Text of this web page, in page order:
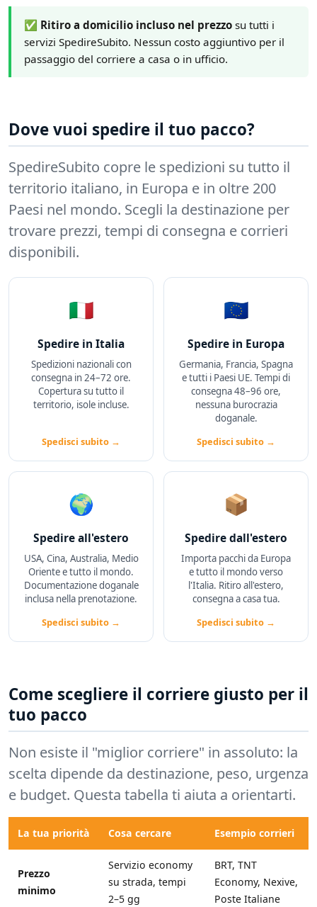
✅ Ritiro a domicilio incluso nel prezzo su tutti i
servizi SpedireSubito. Nessun costo aggiuntivo per il
passaggio del corriere a casa o in ufficio.
Dove vuoi spedire il tuo pacco?
SpedireSubito copre le spedizioni su tutto il
territorio italiano, in Europa e in oltre 200
Paesi nel mondo. Scegli la destinazione per
trovare prezzi, tempi di consegna e corrieri
disponibili.
🇮🇹
Spedire in Italia
Spedizioni nazionali con
consegna in 24–72 ore.
Copertura su tutto il
territorio, isole incluse.
Spedisci subito →
🇪🇺
Spedire in Europa
Germania, Francia, Spagna
e tutti i Paesi UE. Tempi di
consegna 48–96 ore,
nessuna burocrazia
doganale.
Spedisci subito →
🌍
Spedire all'estero
USA, Cina, Australia, Medio
Oriente e tutto il mondo.
Documentazione doganale
inclusa nella prenotazione.
Spedisci subito →
📦
Spedire dall'estero
Importa pacchi da Europa
e tutto il mondo verso
l'Italia. Ritiro all'estero,
consegna a casa tua.
Spedisci subito →
Come scegliere il corriere giusto per il
tuo pacco
Non esiste il "miglior corriere" in assoluto: la
scelta dipende da destinazione, peso, urgenza
e budget. Questa tabella ti aiuta a orientarti.
La tua priorità Cosa cercare Esempio corrieri
Prezzo
minimo
Servizio economy
su strada, tempi
2–5 gg
BRT, TNT
Economy, Nexive,
Poste Italiane